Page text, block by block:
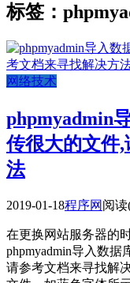
标签：
网络技术
phpmyadmin
传很大的文件
法
2019-01-18程序网 阅读
在更换网站服务器的
phpmyadmin导入数据
请参考文档来寻找解